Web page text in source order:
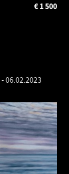
1 500
€
-06.02.2023